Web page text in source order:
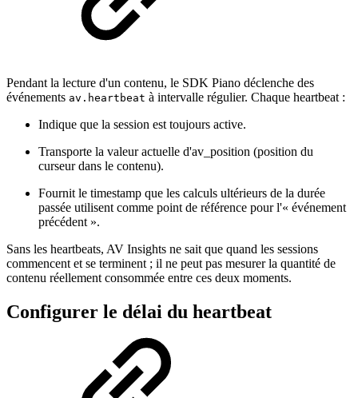
Pendant la lecture d'un contenu, le SDK Piano déclenche des
événements av.heartbeat à intervalle régulier. Chaque heartbeat :
Indique que la session est toujours active.
Transporte la valeur actuelle d'av_position (position du
curseur dans le contenu).
Fournit le timestamp que les calculs ultérieurs de la durée
passée utilisent comme point de référence pour l'« événement
précédent ».
Sans les heartbeats, AV Insights ne sait que quand les sessions
commencent et se terminent ; il ne peut pas mesurer la quantité de
contenu réellement consommée entre ces deux moments.
Configurer le délai du heartbeat